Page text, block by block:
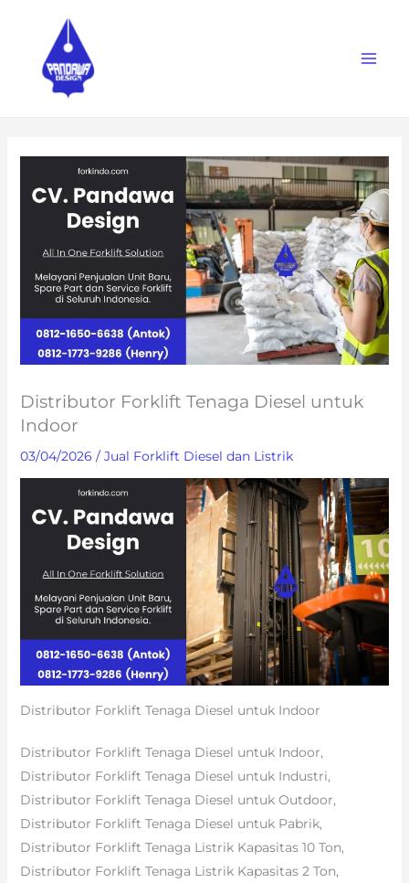
content
Distributor Forklift Tenaga Diesel untuk
Indoor
03/04/2026 / Jual Forklift Diesel dan Listrik
Distributor Forklift Tenaga Diesel untuk Indoor
Distributor Forklift Tenaga Diesel untuk Indoor,
Distributor Forklift Tenaga Diesel untuk Industri,
Distributor Forklift Tenaga Diesel untuk Outdoor,
Distributor Forklift Tenaga Diesel untuk Pabrik,
Distributor Forklift Tenaga Listrik Kapasitas 10 Ton,
Distributor Forklift Tenaga Listrik Kapasitas 2 Ton,